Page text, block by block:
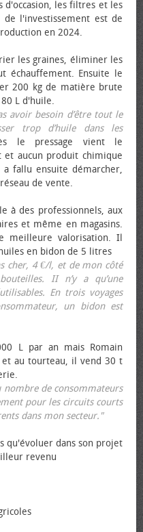
d'occasion, les filtres et les
l'investissement est de
en 2024.
les graines, éliminer les
échauffement. Ensuite le
200 kg de matière brute
L d'huile.
avoir besoin d’être tout le
trop d’huile dans les
le pressage vient le
et aucun produit chimique
fallu ensuite démarcher,
de vente.
à des professionnels, aux
et même en magasins.
meilleure valorisation. Il
en bidon de 5 litres
cher, 4 €/l, et de mon côté
II n’y a qu’une
En trois voyages
un bidon est
L par an mais Romain
au tourteau, il vend 30 t
nombre de consommateurs
pour les circuits courts
dans mon secteur."
qu'évoluer dans son projet
revenu